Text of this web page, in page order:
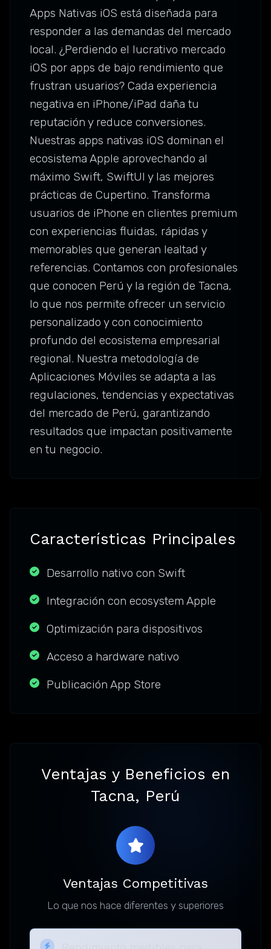
Apps Nativas iOS está diseñada para
responder a las demandas del mercado
local. ¿Perdiendo el lucrativo mercado
iOS por apps de bajo rendimiento que
frustran usuarios? Cada experiencia
negativa en iPhone/iPad daña tu
reputación y reduce conversiones.
Nuestras apps nativas iOS dominan el
ecosistema Apple aprovechando al
máximo Swift, SwiftUI y las mejores
prácticas de Cupertino. Transforma
usuarios de iPhone en clientes premium
con experiencias fluidas, rápidas y
memorables que generan lealtad y
referencias. Contamos con profesionales
que conocen Perú y la región de Tacna,
lo que nos permite ofrecer un servicio
personalizado y con conocimiento
profundo del ecosistema empresarial
regional. Nuestra metodología de
Aplicaciones Móviles se adapta a las
regulaciones, tendencias y expectativas
del mercado de Perú, garantizando
resultados que impactan positivamente
en tu negocio.
Características Principales
Desarrollo nativo con Swift
Integración con ecosystem Apple
Optimización para dispositivos
Acceso a hardware nativo
Publicación App Store
Ventajas y Beneficios en
Tacna, Perú
Ventajas Competitivas
Lo que nos hace diferentes y superiores